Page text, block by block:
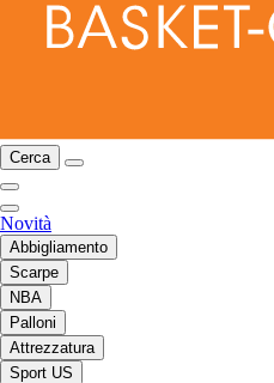
Cerca
Novità
Abbigliamento
Scarpe
NBA
Palloni
Attrezzatura
Sport US